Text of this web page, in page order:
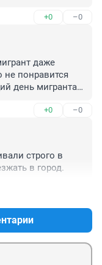
+0 –0
даже
не понравится
день мигранта
+0 –0
строго в
в город.